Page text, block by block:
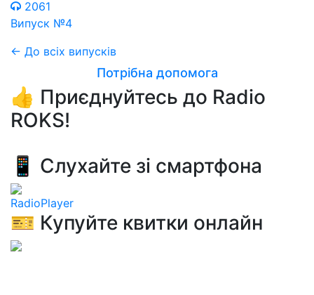
2061
Випуск №4
← До всіх випусків
Потрібна допомога
👍 Приєднуйтесь до Radio
ROKS!
📱 Слухайте зі смартфона
RadioPlayer
🎫 Купуйте квитки онлайн